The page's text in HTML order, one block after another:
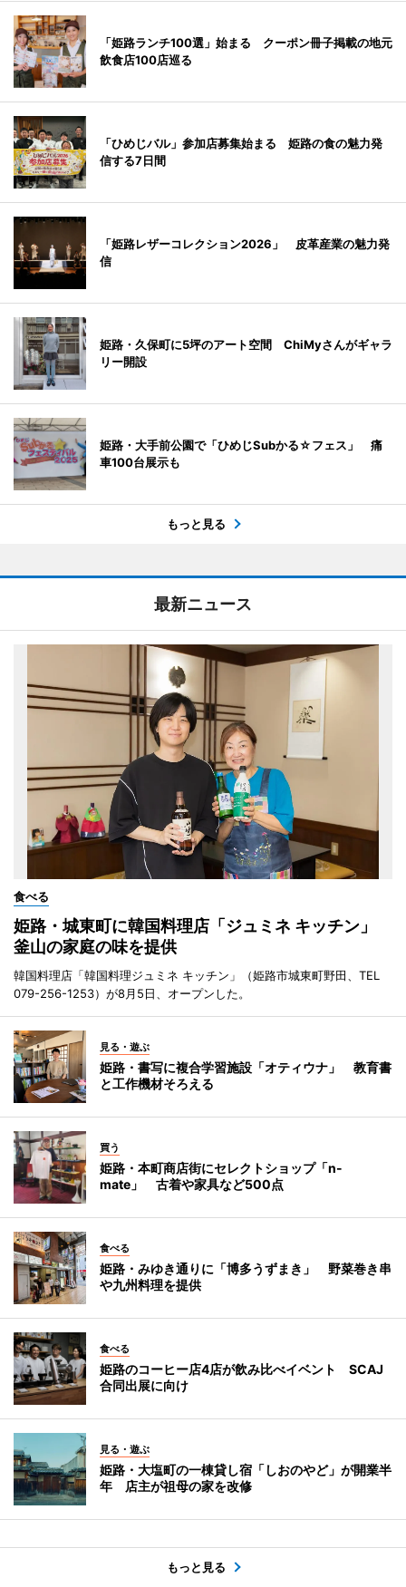
「姫路ランチ100選」始まる クーポン冊子掲載の地元
飲食店100店巡る
「ひめじバル」参加店募集始まる 姫路の食の魅力発
信する7日間
「姫路レザーコレクション2026」 皮革産業の魅力発
信
姫路・久保町に5坪のアート空間 ChiMyさんがギャラ
リー開設
姫路・大手前公園で「ひめじSubかる☆フェス」 痛
車100台展示も
もっと見る
最新ニュース
食べる
姫路・城東町に韓国料理店「ジュミネ キッチン」
釜山の家庭の味を提供
韓国料理店「韓国料理ジュミネ キッチン」（姫路市城東町野田、TEL
079-256-1253）が8月5日、オープンした。
見る・遊ぶ
姫路・書写に複合学習施設「オティウナ」 教育書
と工作機材そろえる
買う
姫路・本町商店街にセレクトショップ「n-
mate」 古着や家具など500点
食べる
姫路・みゆき通りに「博多うずまき」 野菜巻き串
や九州料理を提供
食べる
姫路のコーヒー店4店が飲み比べイベント SCAJ
合同出展に向け
見る・遊ぶ
姫路・大塩町の一棟貸し宿「しおのやど」が開業半
年 店主が祖母の家を改修
もっと見る